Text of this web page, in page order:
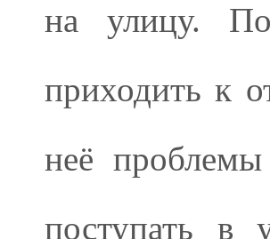
на улицу.
приходить к
неё
поступать в